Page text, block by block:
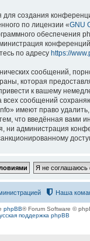
создания
по лицензии «GNU
обеспечения
по адресу https://
сообщений,
которая
к вашему
сообщений
имеют право
что введённая вами
ни администрация
Наша
phpBB® Forum Software ©
поддержка phpBB